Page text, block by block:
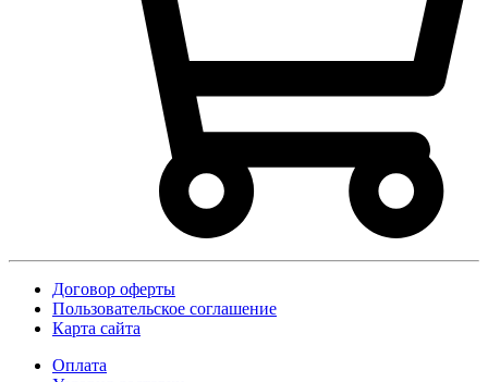
Договор оферты
Пользовательское соглашение
Карта сайта
Оплата